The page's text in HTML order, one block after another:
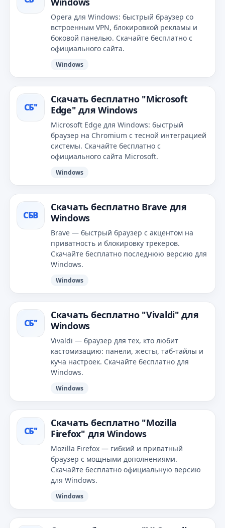
Opera для Windows: быстрый браузер со
встроенным VPN, блокировкой рекламы и
боковой панелью. Скачайте бесплатно с
официального сайта.
Windows
СБ"
Скачать бесплатно "Microsoft
Edge" для Windows
Microsoft Edge для Windows: быстрый
браузер на Chromium с тесной интеграцией
системы. Скачайте бесплатно с
официального сайта Microsoft.
Windows
СБB
Скачать бесплатно Brave для
Windows
Brave — быстрый браузер с акцентом на
приватность и блокировку трекеров.
Скачайте бесплатно последнюю версию для
Windows.
Windows
СБ"
Скачать бесплатно "Vivaldi" для
Windows
Vivaldi — браузер для тех, кто любит
кастомизацию: панели, жесты, таб-тайлы и
куча настроек. Скачайте бесплатно для
Windows.
Windows
СБ"
Скачать бесплатно "Mozilla
Firefox" для Windows
Mozilla Firefox — гибкий и приватный
браузер с мощными дополнениями.
Скачайте бесплатно официальную версию
для Windows.
Windows